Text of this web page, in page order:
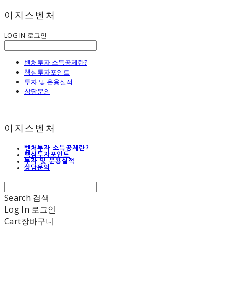
이지스벤처
LOG IN 로그인
벤처투자 소득공제란?
핵심투자포인트
투자 및 운용실적
상담문의
이지스벤처
벤처투자 소득공제란?
핵심투자포인트
투자 및 운용실적
상담문의
Search 검색
Log In 로그인
Cart장바구니